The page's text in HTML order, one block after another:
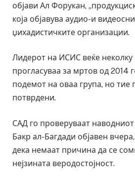
објави Ал Форукан,
која објавува аудио-и
џихадистичките организации.
Лидерот на ИСИС веќе неколку
прогласуваа за мртов од 2014
подемот на оваа група, но тие
потврдени.
САД го проверуваат
Бакр ал-Багдади објавен
дека немаат причина да се
нејзината веродостојност.